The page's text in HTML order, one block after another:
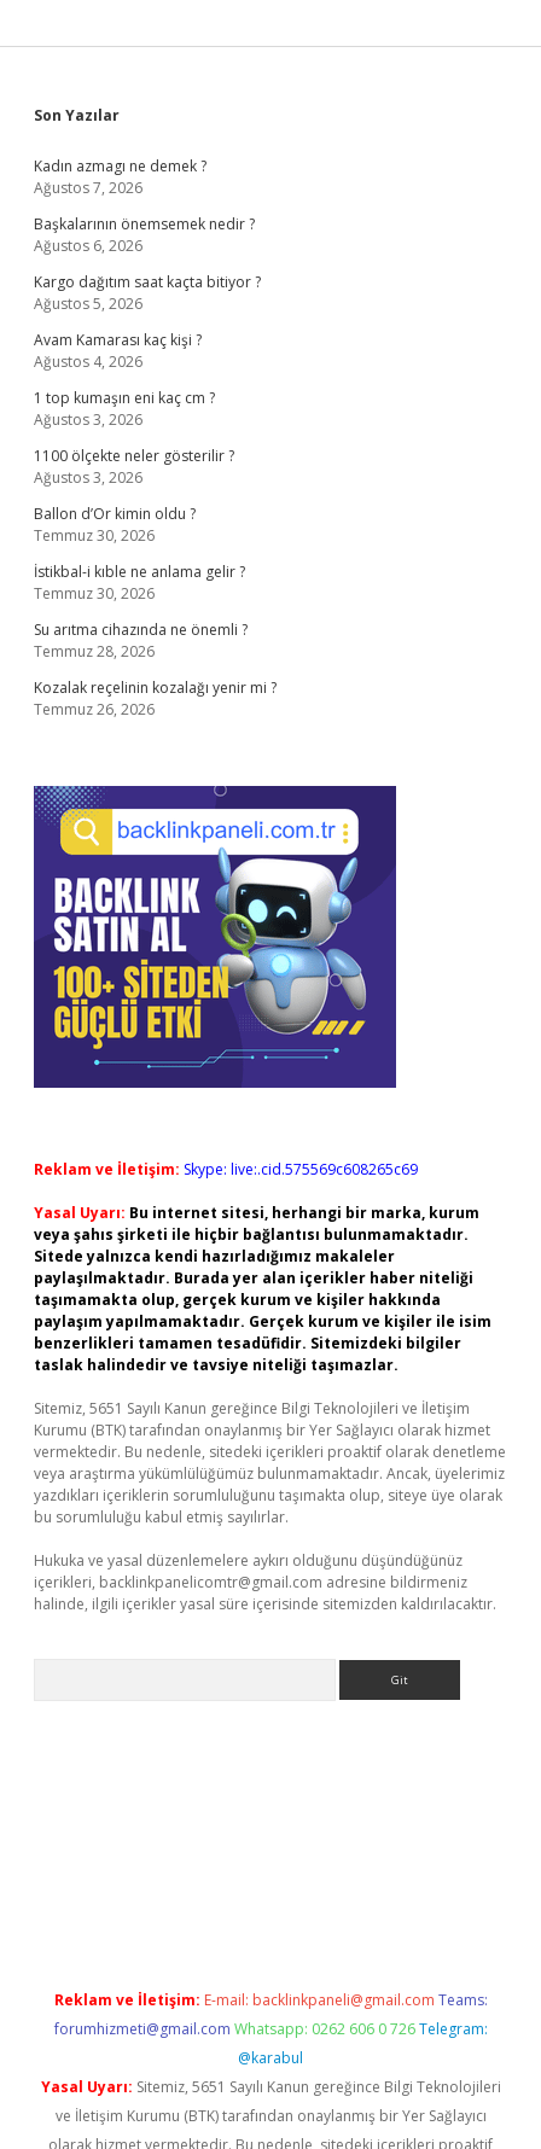
Sidebar
Son Yazılar
Kadın azmagı ne demek ?
Ağustos 7, 2026
Başkalarının önemsemek nedir ?
Ağustos 6, 2026
Kargo dağıtım saat kaçta bitiyor ?
Ağustos 5, 2026
Avam Kamarası kaç kişi ?
Ağustos 4, 2026
1 top kumaşın eni kaç cm ?
Ağustos 3, 2026
1100 ölçekte neler gösterilir ?
Ağustos 3, 2026
Ballon d’Or kimin oldu ?
Temmuz 30, 2026
İstikbal-i kıble ne anlama gelir ?
Temmuz 30, 2026
Su arıtma cihazında ne önemli ?
Temmuz 28, 2026
Kozalak reçelinin kozalağı yenir mi ?
Temmuz 26, 2026
Reklam ve İletişim: Skype: live:.cid.575569c608265c69
Yasal Uyarı: Bu internet sitesi, herhangi bir marka, kurum
veya şahıs şirketi ile hiçbir bağlantısı bulunmamaktadır.
Sitede yalnızca kendi hazırladığımız makaleler
paylaşılmaktadır. Burada yer alan içerikler haber niteliği
taşımamakta olup, gerçek kurum ve kişiler hakkında
paylaşım yapılmamaktadır. Gerçek kurum ve kişiler ile isim
benzerlikleri tamamen tesadüfidir. Sitemizdeki bilgiler
taslak halindedir ve tavsiye niteliği taşımazlar.
Sitemiz, 5651 Sayılı Kanun gereğince Bilgi Teknolojileri ve İletişim
Kurumu (BTK) tarafından onaylanmış bir Yer Sağlayıcı olarak hizmet
vermektedir. Bu nedenle, sitedeki içerikleri proaktif olarak denetleme
veya araştırma yükümlülüğümüz bulunmamaktadır. Ancak, üyelerimiz
yazdıkları içeriklerin sorumluluğunu taşımakta olup, siteye üye olarak
bu sorumluluğu kabul etmiş sayılırlar.
Hukuka ve yasal düzenlemelere aykırı olduğunu düşündüğünüz
içerikleri, backlinkpanelicomtr@gmail.com adresine bildirmeniz
halinde, ilgili içerikler yasal süre içerisinde sitemizden kaldırılacaktır.
Reklam ve İletişim: E-mail: backlinkpaneli@gmail.com Teams:
forumhizmeti@gmail.com Whatsapp: 0262 606 0 726 Telegram:
@karabul
Yasal Uyarı: Sitemiz, 5651 Sayılı Kanun gereğince Bilgi Teknolojileri
ve İletişim Kurumu (BTK) tarafından onaylanmış bir Yer Sağlayıcı
olarak hizmet vermektedir. Bu nedenle, sitedeki içerikleri proaktif